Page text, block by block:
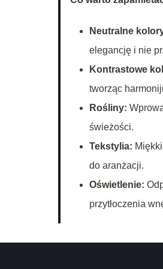
Neutralne
elegancję i nie
Kontrastowe
tworząc
Rośliny:
świeżości.
Tekstylia:
do aranżacji.
Oświetlenie:
przytłoczenia